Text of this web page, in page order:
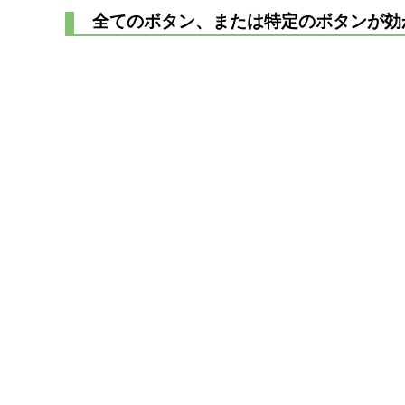
全てのボタン、または特定のボタンが